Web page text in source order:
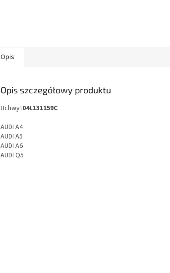
Opis
Opis szczegółowy produktu
Uchwyt04L131159C
AUDI A4
AUDI A5
AUDI A6
AUDI Q5